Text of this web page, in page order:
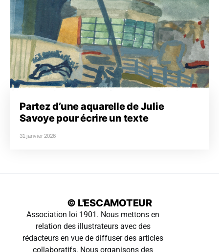
Partez d’une aquarelle de Julie
Savoye pour écrire un texte
31 janvier 2026
© L'ESCAMOTEUR
Association loi 1901. Nous mettons en
relation des illustrateurs avec des
rédacteurs en vue de diffuser des articles
collaboratifs. Nous organisons des